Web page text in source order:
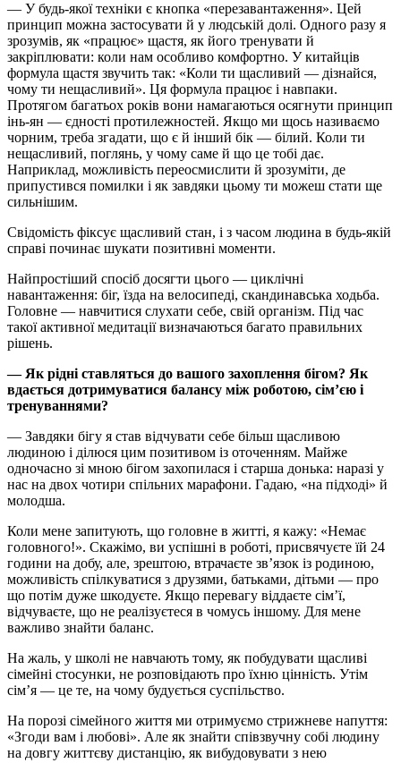
— У будь-якої техніки є кнопка «перезавантаження». Цей
принцип можна застосувати й у людській долі. Одного разу я
зрозумів, як «працює» щастя, як його тренувати й
закріплювати: коли нам особливо комфортно. У китайців
формула щастя звучить так: «Коли ти щасливий — дізнайся,
чому ти нещасливий». Ця формула працює і навпаки.
Протягом багатьох років вони намагаються осягнути принцип
інь-ян — єдності протилежностей. Якщо ми щось називаємо
чорним, треба згадати, що є й інший бік — білий. Коли ти
нещасливий, поглянь, у чому саме й що це тобі дає.
Наприклад, можливість переосмислити й зрозуміти, де
припустився помилки і як завдяки цьому ти можеш стати ще
сильнішим.
Свідомість фіксує щасливий стан, і з часом людина в будь-якій
справі починає шукати позитивні моменти.
Найпростіший спосіб досягти цього — циклічні
навантаження: біг, їзда на велосипеді, скандинавська ходьба.
Головне — навчитися слухати себе, свій організм. Під час
такої активної медитації визначаються багато правильних
рішень.
— Як рідні ставляться до вашого захоплення бігом? Як
вдається дотримуватися балансу між роботою, сім’єю і
тренуваннями?
— Завдяки бігу я став відчувати себе більш щасливою
людиною і ділюся цим позитивом із оточенням. Майже
одночасно зі мною бігом захопилася і старша донька: наразі у
нас на двох чотири спільних марафони. Гадаю, «на підході» й
молодша.
Коли мене запитують, що головне в житті, я кажу: «Немає
головного!». Скажімо, ви успішні в роботі, присвячуєте їй 24
години на добу, але, зрештою, втрачаєте зв’язок із родиною,
можливість спілкуватися з друзями, батьками, дітьми — про
що потім дуже шкодуєте. Якщо перевагу віддаєте сім’ї,
відчуваєте, що не реалізуєтеся в чомусь іншому. Для мене
важливо знайти баланс.
На жаль, у школі не навчають тому, як побудувати щасливі
сімейні стосунки, не розповідають про їхню цінність. Утім
сім’я — це те, на чому будується суспільство.
На порозі сімейного життя ми отримуємо стрижневе напуття:
«Згоди вам і любові». Але як знайти співзвучну собі людину
на довгу життєву дистанцію, як вибудовувати з нею